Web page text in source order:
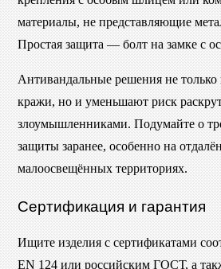
материалы, не представляющие
Простая защита — болт на замке с
Антивандальные решения не
кражи, но и уменьшают риск
злоумышленниками. Подумайте о
защиты заранее, особенно на
малоосвещённых территориях.
Сертификация и гарантия
Ищите изделия с сертификатами
EN 124 или российским ГОСТ, а